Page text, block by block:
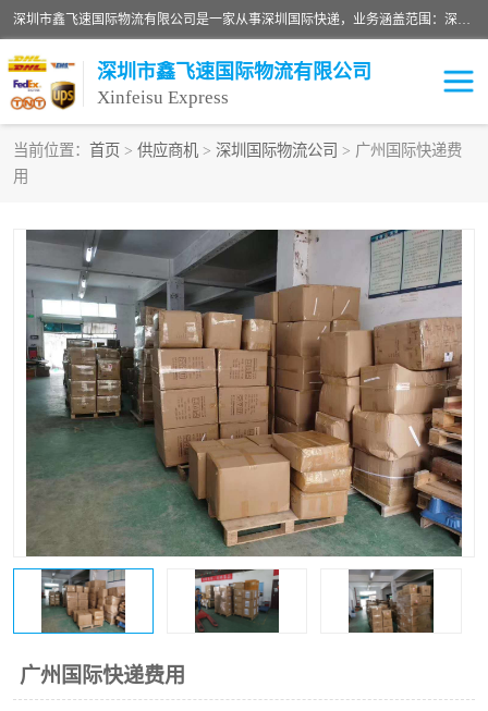
深圳市鑫飞速国际物流有限公司是一家从事深圳国际快递，业务涵盖范围：深圳DHL国际快递、深圳国际快递公司、深圳国际物流公司、深圳国际快递、深圳DHL国际快递电话可拨打全国服务热线：15019287411。欢迎各位亲来人来电到我司洽谈合作。
深圳市鑫飞速国际物流有限公司
Xinfeisu Express
当前位置： 首页 > 供应商机 > 深圳国际物流公司 > 广州国际快递费
用
广州国际快递费用
俄罗斯快递 巴西快递
深圳DHL国际快递 伊朗快递
UPS国际快递 深圳国际快递公司
深圳国际物流公司 深圳国际快递电话
DHL国际快递电话 深圳国际快递
新能源电池出口物流